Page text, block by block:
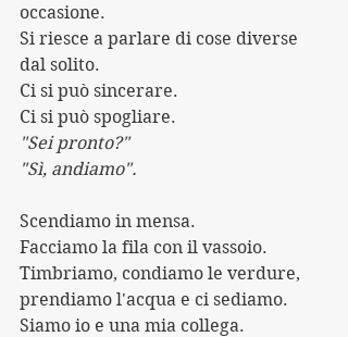
occasione.
Si riesce a parlare di cose diverse
dal solito.
Ci si può sincerare.
Ci si può spogliare.
"Sei pronto?"
"Sì, andiamo".
Scendiamo in mensa.
Facciamo la fila con il vassoio.
Timbriamo, condiamo le verdure,
prendiamo l'acqua e ci sediamo.
Siamo io e una mia collega.